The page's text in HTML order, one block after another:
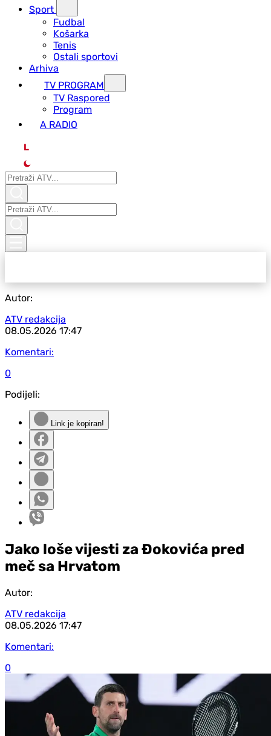
Sport
Fudbal
Košarka
Tenis
Ostali sportovi
Arhiva
TV PROGRAM
ТV Raspored
Program
A RADIO
L
Autor:
ATV redakcija
08.05.2026 17:47
Komentari:
0
Podijeli:
Link je kopiran!
Jako loše vijesti za Đokovića pred
meč sa Hrvatom
Autor:
ATV redakcija
08.05.2026 17:47
Komentari:
0